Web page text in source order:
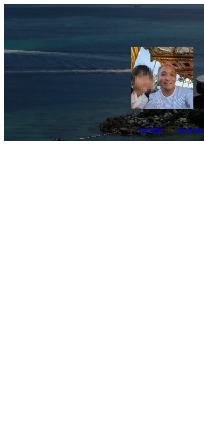
Profile Stories